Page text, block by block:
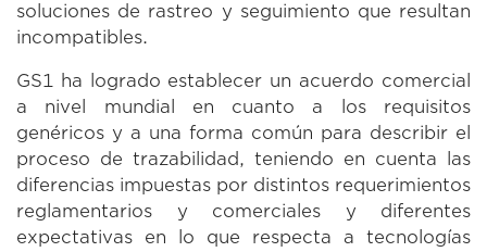
soluciones de rastreo y seguimiento que resultan
incompatibles.
GS1 ha logrado establecer un acuerdo comercial
a nivel mundial en cuanto a los requisitos
genéricos y a una forma común para describir el
proceso de trazabilidad, teniendo en cuenta las
diferencias impuestas por distintos requerimientos
reglamentarios y comerciales y diferentes
expectativas en lo que respecta a tecnologías